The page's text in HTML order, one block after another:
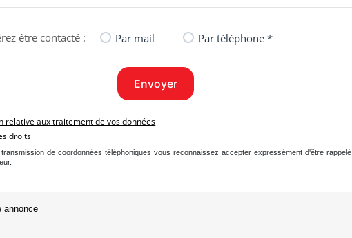
être contacté : Par mail Par téléphone *
relative aux traitement de vos données
droits
de coordonnées téléphoniques vous reconnaissez accepter expressément d'être rappelé
annonce